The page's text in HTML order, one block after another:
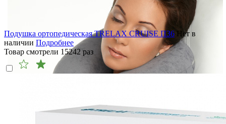
Подушка ортопедическая TRELAX CRUISE П36 Нет в
наличии Подробнее
Товар смотрели 15242 раз